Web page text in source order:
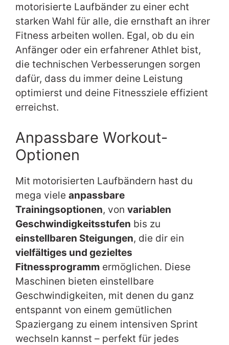
motorisierte Laufbänder zu einer echt
starken Wahl für alle, die ernsthaft an ihrer
Fitness arbeiten wollen. Egal, ob du ein
Anfänger oder ein erfahrener Athlet bist,
die technischen Verbesserungen sorgen
dafür, dass du immer deine Leistung
optimierst und deine Fitnessziele effizient
erreichst.
Anpassbare Workout-
Optionen
Mit motorisierten Laufbändern hast du
mega viele anpassbare
Trainingsoptionen, von variablen
Geschwindigkeitsstufen bis zu
einstellbaren Steigungen, die dir ein
vielfältiges und gezieltes
Fitnessprogramm ermöglichen. Diese
Maschinen bieten einstellbare
Geschwindigkeiten, mit denen du ganz
entspannt von einem gemütlichen
Spaziergang zu einem intensiven Sprint
wechseln kannst – perfekt für jedes